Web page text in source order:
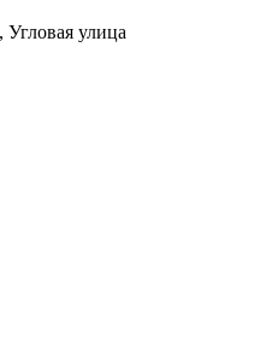
улица